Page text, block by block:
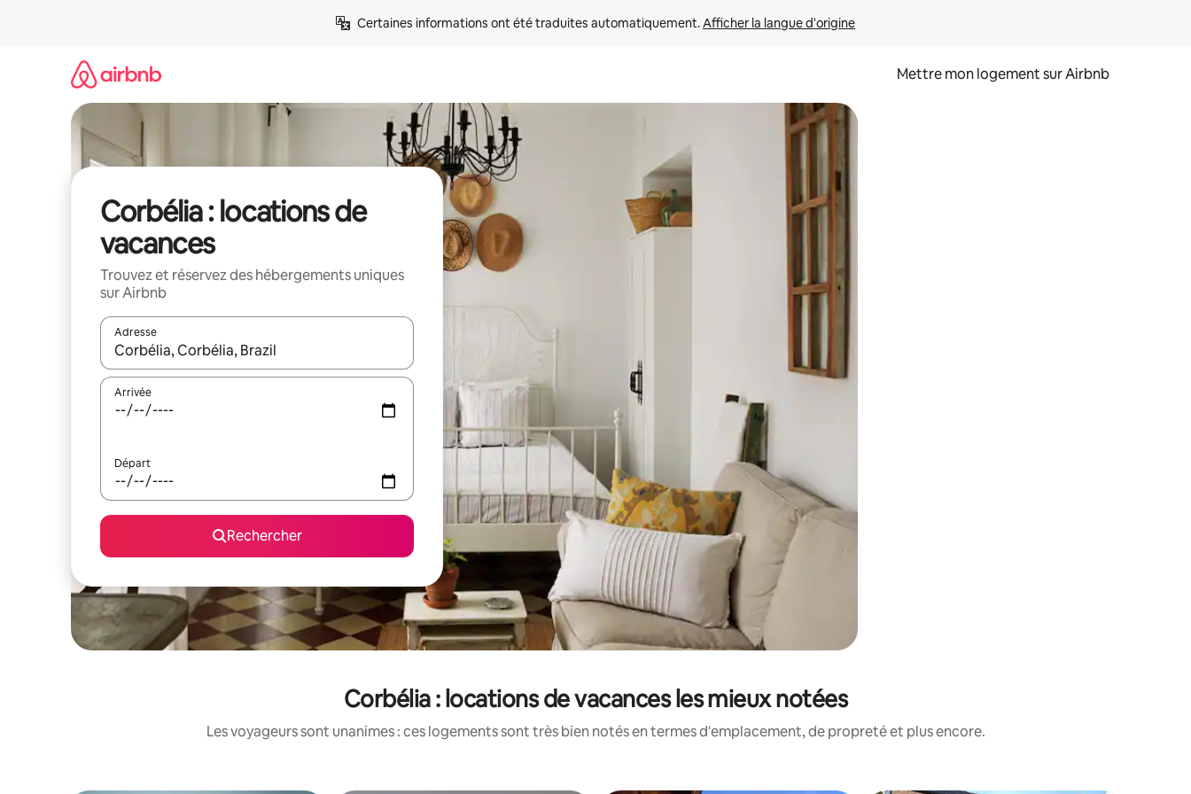
Certaines informations ont été traduites automatiquement. Afficher la langue d'origine
Mettre mon logement sur Airbnb
Corbélia : locations de
vacances
Trouvez et réservez des hébergements uniques
sur Airbnb
Adresse
Lorsque les résultats s'affichent, utilisez les flèches vers le haut et vers le bas pour les parcourir ou en appuyant et en faisant glisser.
Arrivée
Départ
Rechercher
Corbélia : locations de vacances les mieux notées
Les voyageurs sont unanimes : ces logements sont très bien notés en termes d'emplacement, de propreté et plus encore.